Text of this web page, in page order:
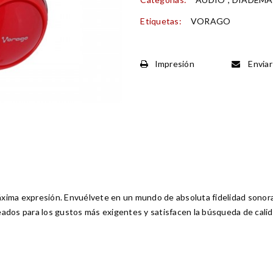
Etiquetas: VORAGO
Impresión
expresión. Envuélvete en un mundo de absoluta fidelidad
para los gustos más exigentes y satisfacen la búsqueda de